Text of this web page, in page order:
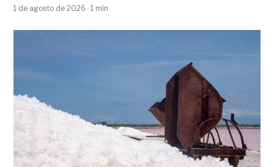
1 de agosto de 2026 · 1 min